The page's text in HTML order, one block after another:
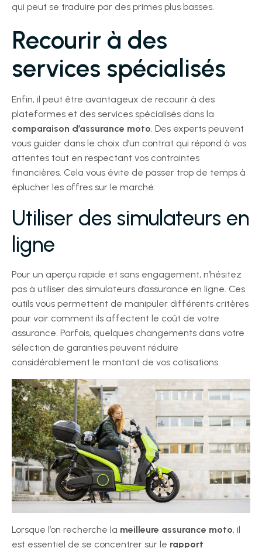
qui peut se traduire par des primes plus basses.
Recourir à des
services spécialisés
Enfin, il peut être avantageux de recourir à des
plateformes et des services spécialisés dans la
comparaison d’assurance moto. Des experts peuvent
vous guider dans le choix d’un contrat qui répond à vos
attentes tout en respectant vos contraintes
financières. Cela vous évite de passer trop de temps à
éplucher les offres sur le marché.
Utiliser des simulateurs en
ligne
Pour un aperçu rapide et sans engagement, n’hésitez
pas à utiliser des simulateurs d’assurance en ligne. Ces
outils vous permettent de manipuler différents critères
pour voir comment ils affectent le coût de votre
assurance. Parfois, quelques changements dans votre
sélection de garanties peuvent réduire
considérablement le montant de vos cotisations.
Lorsque l’on recherche la meilleure assurance moto, il
est essentiel de se concentrer sur le rapport